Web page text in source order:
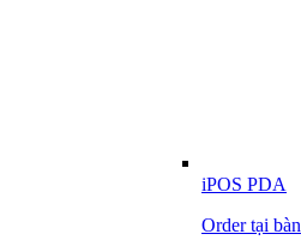
iPOS PDA
Order tại bàn